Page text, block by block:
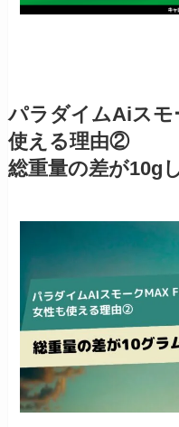
パラダイムAiスモ
使える理由②
総重量の差が10g